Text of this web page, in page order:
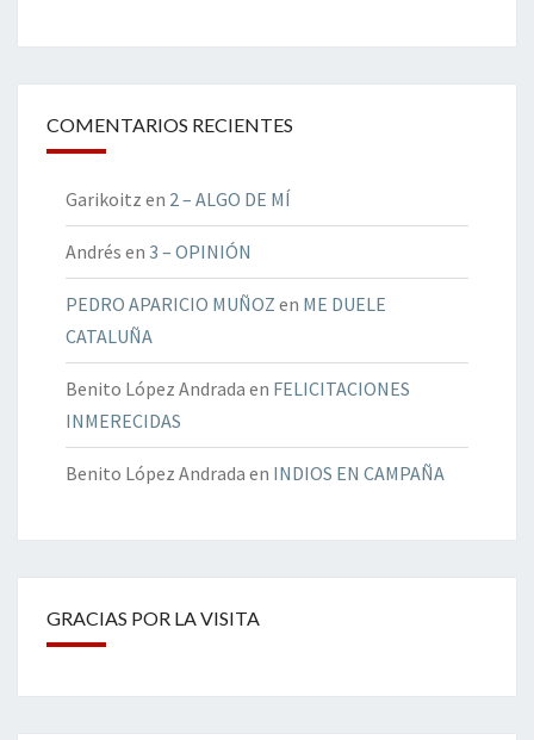
COMENTARIOS RECIENTES
Garikoitz en 2 – ALGO DE MÍ
Andrés en 3 – OPINIÓN
PEDRO APARICIO MUÑOZ en ME DUELE
CATALUÑA
Benito López Andrada en FELICITACIONES
INMERECIDAS
Benito López Andrada en INDIOS EN CAMPAÑA
GRACIAS POR LA VISITA